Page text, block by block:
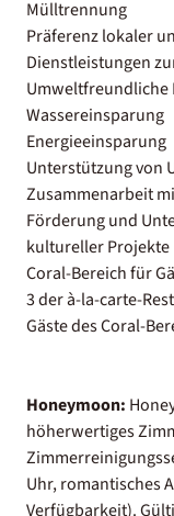
Mülltrennung
Präferenz lokaler
Dienstleistungen
Umweltfreundliche
Wassereinsparung
Energieeinsparung
Unterstützung von
Zusammenarbeit
Förderung und
kultureller Projekte
Coral-Bereich für
3 der à-la-carte-
Gäste des Coral-
Honeymoon:
höherwertiges
Uhr, romantisches
Verfügbarkeit).